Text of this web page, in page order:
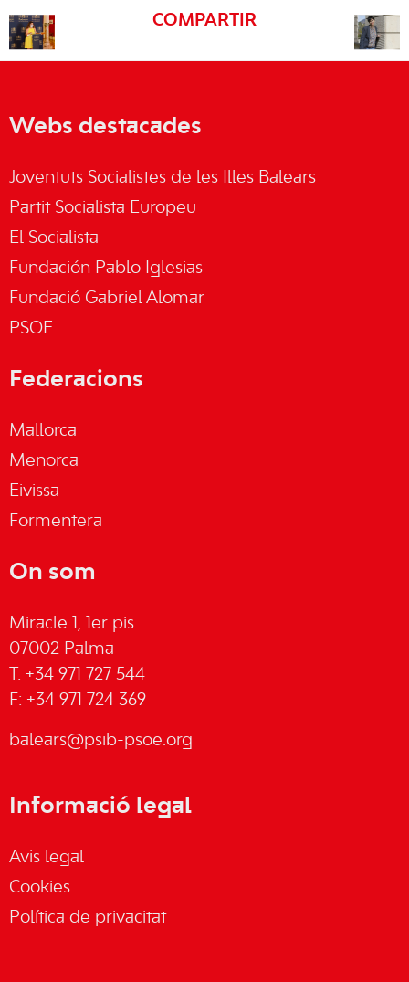
COMPARTIR
Webs destacades
Joventuts Socialistes de les Illes Balears
Partit Socialista Europeu
El Socialista
Fundación Pablo Iglesias
Fundació Gabriel Alomar
PSOE
Federacions
Mallorca
Menorca
Eivissa
Formentera
On som
Miracle 1, 1er pis
07002 Palma
T: +34 971 727 544
F: +34 971 724 369
balears@psib-psoe.org
Informació legal
Avis legal
Cookies
Política de privacitat